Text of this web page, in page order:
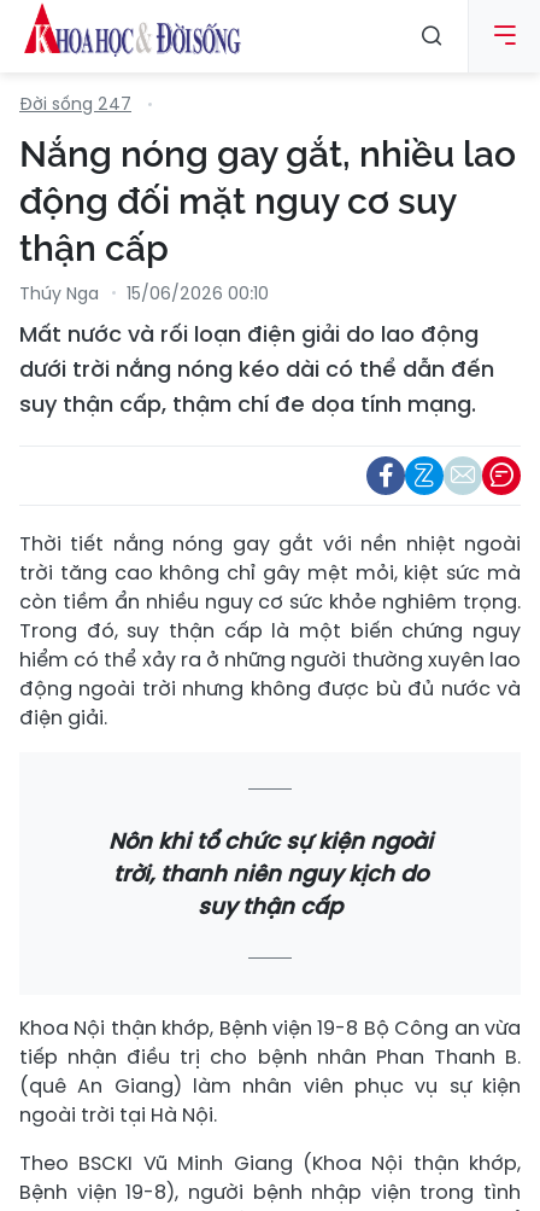
Đời sống 247
Nắng nóng gay gắt, nhiều lao
động đối mặt nguy cơ suy
thận cấp
Thúy Nga 15/06/2026 00:10
Mất nước và rối loạn điện giải do lao động
dưới trời nắng nóng kéo dài có thể dẫn đến
suy thận cấp, thậm chí đe dọa tính mạng.
Thời tiết nắng nóng gay gắt với nền nhiệt ngoài
trời tăng cao không chỉ gây mệt mỏi, kiệt sức mà
còn tiềm ẩn nhiều nguy cơ sức khỏe nghiêm trọng.
Trong đó, suy thận cấp là một biến chứng nguy
hiểm có thể xảy ra ở những người thường xuyên lao
động ngoài trời nhưng không được bù đủ nước và
điện giải.
Nôn khi tổ chức sự kiện ngoài
trời, thanh niên nguy kịch do
suy thận cấp
Khoa Nội thận khớp, Bệnh viện 19-8 Bộ Công an vừa
tiếp nhận điều trị cho bệnh nhân Phan Thanh B.
(quê An Giang) làm nhân viên phục vụ sự kiện
ngoài trời tại Hà Nội.
Theo BSCKI Vũ Minh Giang (Khoa Nội thận khớp,
Bệnh viện 19-8), người bệnh nhập viện trong tình